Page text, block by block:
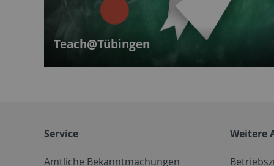
Teach@Tübingen
Service
Amtliche Bekanntmachungen
Weitere